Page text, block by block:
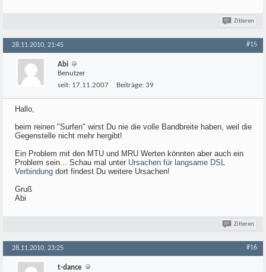
Zitieren
28.11.2010, 21:45 #15
Abi
Benutzer
seit: 17.11.2007 Beiträge: 39
Hallo,
beim reinen "Surfen" wirst Du nie die volle Bandbreite haben, weil die
Gegenstelle nicht mehr hergibt!
Ein Problem mit den MTU und MRU Werten könnten aber auch ein
Problem sein... Schau mal unter Ursachen für langsame DSL
Verbindung dort findest Du weitere Ursachen!
Gruß
Abi
Zitieren
28.11.2010, 23:25 #16
t-dance